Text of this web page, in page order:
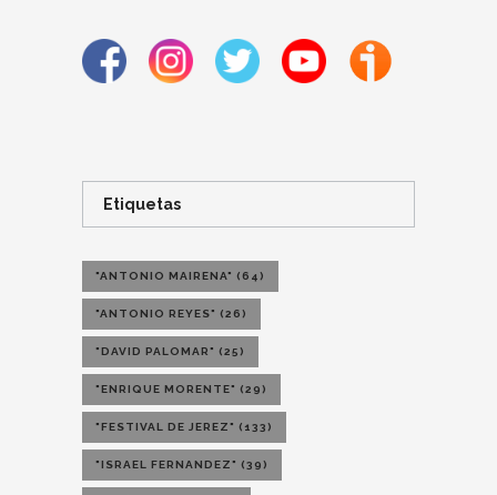
Etiquetas
"ANTONIO MAIRENA" (64)
"ANTONIO REYES" (26)
"DAVID PALOMAR" (25)
"ENRIQUE MORENTE" (29)
"FESTIVAL DE JEREZ" (133)
"ISRAEL FERNANDEZ" (39)